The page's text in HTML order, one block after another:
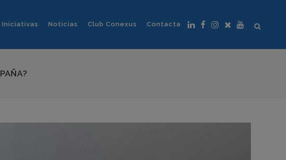
Iniciativas Noticias Club Conexus Contacta